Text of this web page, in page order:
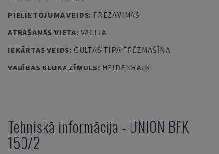
PIELIETOJUMA VEIDS: FREZAVIMAS
ATRAŠANĀS VIETA: VĀCIJA
IEKĀRTAS VEIDS: GULTAS TIPA FRĒZMAŠĪNA
VADĪBAS BLOKA ZĪMOLS: HEIDENHAIN
Tehniskā informācija - UNION BFK
150/2